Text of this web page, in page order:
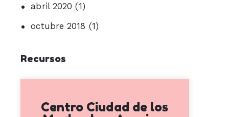
abril 2020 (1)
octubre 2018 (1)
Recursos
Centro Ciudad de los